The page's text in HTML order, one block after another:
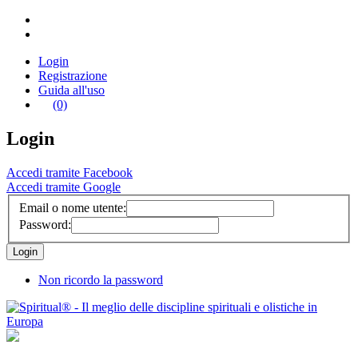
Login
Registrazione
Guida all'uso
(0)
Login
Accedi tramite Facebook
Accedi tramite Google
Email o nome utente:
Password:
Non ricordo la password